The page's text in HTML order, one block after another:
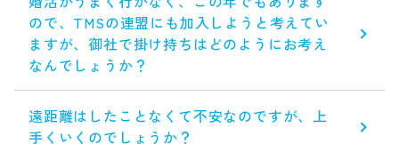
ので、TMSの連盟にも加入しようと考えてい
ますが、御社で掛け持ちはどのようにお考え
なんでしょうか？
遠距離はしたことなくて不安なのですが、上
手くいくのでしょうか？